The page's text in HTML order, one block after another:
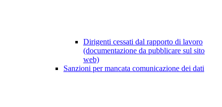
Dirigenti cessati dal rapporto di lavoro
(documentazione da pubblicare sul sito
web)
Sanzioni per mancata comunicazione dei dati